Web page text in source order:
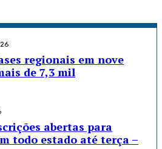
regionais em nove
de 7,3 mil
abertas para
todo estado até terça –